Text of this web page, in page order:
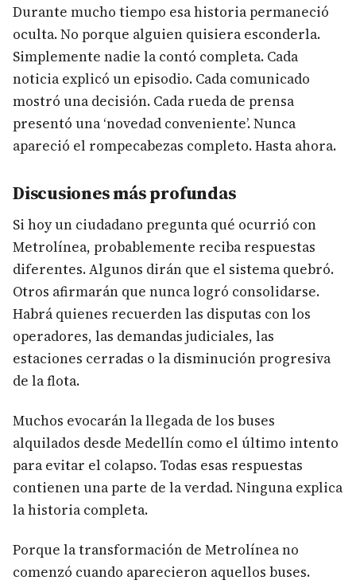
Durante mucho tiempo esa historia permaneció
oculta. No porque alguien quisiera esconderla.
Simplemente nadie la contó completa. Cada
noticia explicó un episodio. Cada comunicado
mostró una decisión. Cada rueda de prensa
presentó una ‘novedad conveniente’. Nunca
apareció el rompecabezas completo. Hasta ahora.
Discusiones más profundas
Si hoy un ciudadano pregunta qué ocurrió con
Metrolínea, probablemente reciba respuestas
diferentes. Algunos dirán que el sistema quebró.
Otros afirmarán que nunca logró consolidarse.
Habrá quienes recuerden las disputas con los
operadores, las demandas judiciales, las
estaciones cerradas o la disminución progresiva
de la flota.
Muchos evocarán la llegada de los buses
alquilados desde Medellín como el último intento
para evitar el colapso. Todas esas respuestas
contienen una parte de la verdad. Ninguna explica
la historia completa.
Porque la transformación de Metrolínea no
comenzó cuando aparecieron aquellos buses.